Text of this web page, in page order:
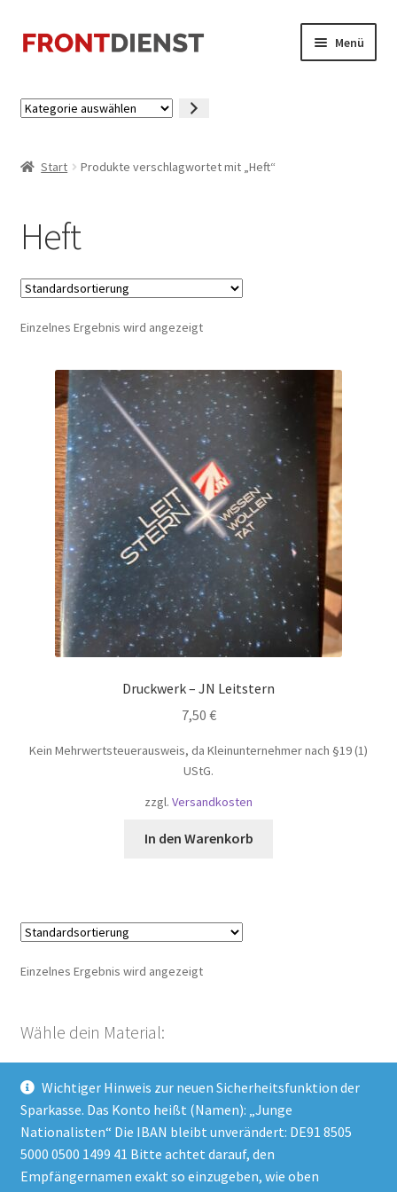
Wichtiger Hinweis zur neuen Sicherheitsfunktion der
Sparkasse. Das Konto heißt (Namen): „Junge
Nationalisten“ Die IBAN bleibt unverändert: DE91 8505
5000 0500 1499 41 Bitte achtet darauf, den
Empfängernamen exakt so einzugeben, wie oben
Zur
Navigation
Zum
Inhalt
Menü
Kategorie
Start Produkte verschlagwortet mit „Heft“
Heft
Einzelnes Ergebnis wird angezeigt
Druckwerk – JN Leitstern
7,50 €
Kein Mehrwertsteuerausweis, da Kleinunternehmer nach §19 (1)
UStG.
zzgl. Versandkosten
In den Warenkorb
Einzelnes Ergebnis wird angezeigt
Wähle dein Material:
Kategorie auswählen
Impressum